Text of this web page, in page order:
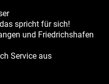
spricht für sich!
und Friedrichshafen
Service aus